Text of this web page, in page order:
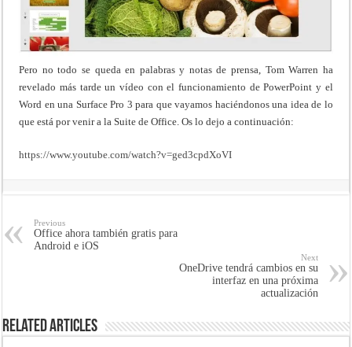
Pero no todo se queda en palabras y notas de prensa, Tom Warren ha
revelado más tarde un vídeo con el funcionamiento de PowerPoint y el
Word en una Surface Pro 3 para que vayamos haciéndonos una idea de lo
que está por venir a la Suite de Office. Os lo dejo a continuación:
https://www.youtube.com/watch?v=ged3cpdXoVI
Previous
Office ahora también gratis para
Android e iOS
Next
OneDrive tendrá cambios en su
interfaz en una próxima
actualización
Related Articles